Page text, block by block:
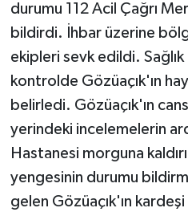
durumu 112 Acil Çağrı
bildirdi. İhbar üzerine
ekipleri sevk edildi. Sağlık
kontrolde Gözüaçık'ın
belirledi. Gözüaçık'ın
yerindeki incelemelerin
Hastanesi morguna
yengesinin durumu
gelen Gözüaçık'ın kardeşi